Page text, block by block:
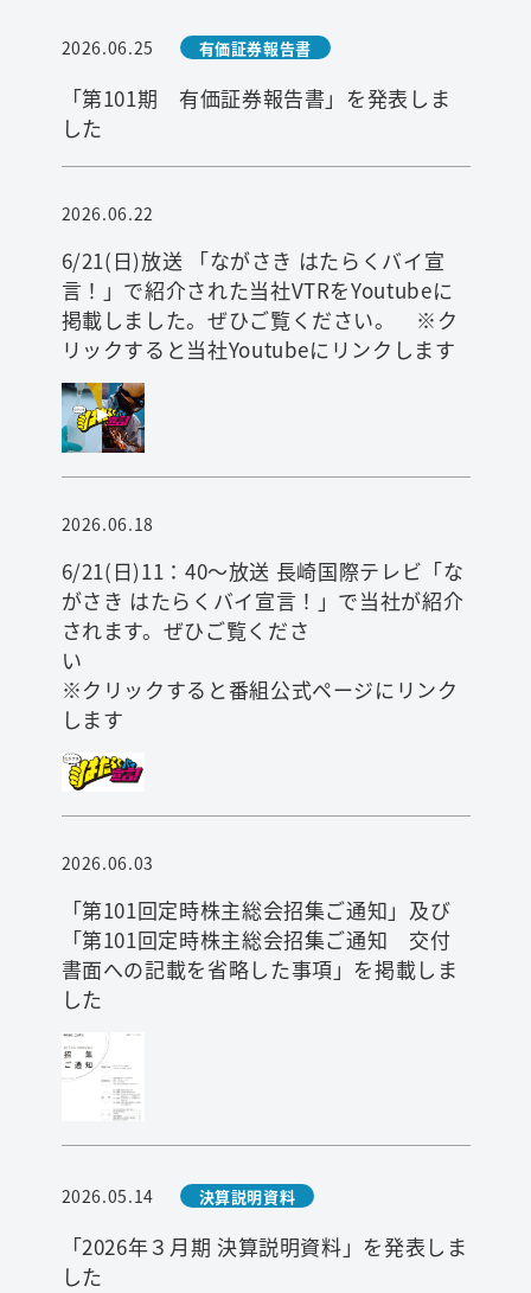
2026.06.25 有価証券報告書
「第101期 有価証券報告書」を発表しま
した
2026.06.22
6/21(日)放送 「ながさき はたらくバイ宣
言！」で紹介された当社VTRをYoutubeに
掲載しました。ぜひご覧ください。 ※ク
リックすると当社Youtubeにリンクします
2026.06.18
6/21(日)11：40～放送 長崎国際テレビ「な
がさき はたらくバイ宣言！」で当社が紹介
されます。ぜひご覧くださ
※クリックすると番組公式ページにリンク
します
2026.06.03
「第101回定時株主総会招集ご通知」及び
「第101回定時株主総会招集ご通知 交付
書面への記載を省略した事項」を掲載しま
した
2026.05.14 決算説明資料
「2026年３月期 決算説明資料」を発表しま
した